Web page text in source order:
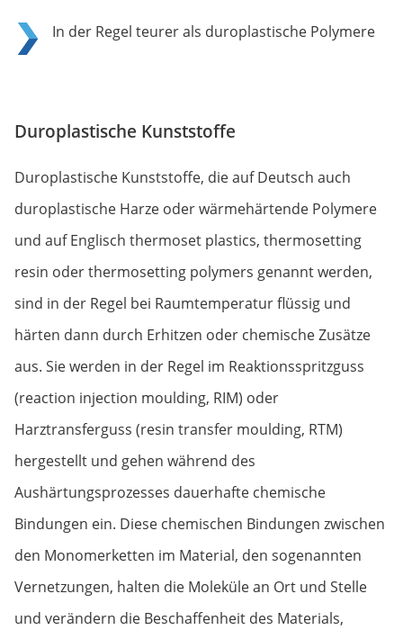
In der Regel teurer als duroplastische Polymere
Duroplastische Kunststoffe
Duroplastische Kunststoffe, die auf Deutsch auch
duroplastische Harze oder wärmehärtende Polymere
und auf Englisch thermoset plastics, thermosetting
resin oder thermosetting polymers genannt werden,
sind in der Regel bei Raumtemperatur flüssig und
härten dann durch Erhitzen oder chemische Zusätze
aus. Sie werden in der Regel im Reaktionsspritzguss
(reaction injection moulding, RIM) oder
Harztransferguss (resin transfer moulding, RTM)
hergestellt und gehen während des
Aushärtungsprozesses dauerhafte chemische
Bindungen ein. Diese chemischen Bindungen zwischen
den Monomerketten im Material, den sogenannten
Vernetzungen, halten die Moleküle an Ort und Stelle
und verändern die Beschaffenheit des Materials,